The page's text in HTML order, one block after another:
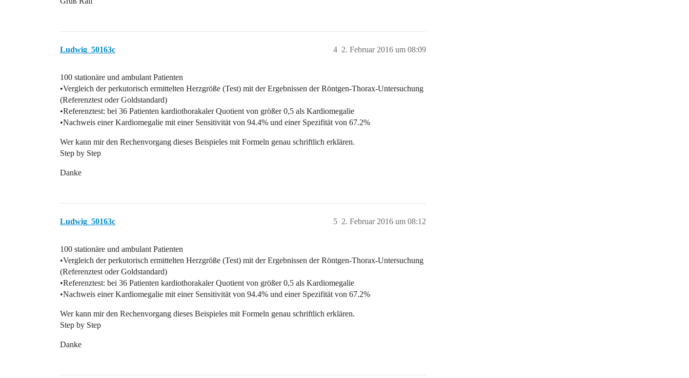
Ludwig_50163c 2. Februar 2016 um 08:09
4
100 stationäre und ambulant Patienten
•Vergleich der perkutorisch ermittelten Herzgröße (Test) mit der Ergebnissen der Röntgen-Thorax-Untersuchung
(Referenztest oder Goldstandard)
•Referenztest: bei 36 Patienten kardiothorakaler Quotient von größer 0,5 als Kardiomegalie
•Nachweis einer Kardiomegalie mit einer Sensitivität von 94.4% und einer Spezifität von 67.2%
Wer kann mir den Rechenvorgang dieses Beispieles mit Formeln genau schriftlich erklären.
Step by Step
Danke
Ludwig_50163c 2. Februar 2016 um 08:12
5
100 stationäre und ambulant Patienten
•Vergleich der perkutorisch ermittelten Herzgröße (Test) mit der Ergebnissen der Röntgen-Thorax-Untersuchung
(Referenztest oder Goldstandard)
•Referenztest: bei 36 Patienten kardiothorakaler Quotient von größer 0,5 als Kardiomegalie
•Nachweis einer Kardiomegalie mit einer Sensitivität von 94.4% und einer Spezifität von 67.2%
Wer kann mir den Rechenvorgang dieses Beispieles mit Formeln genau schriftlich erklären.
Step by Step
Danke